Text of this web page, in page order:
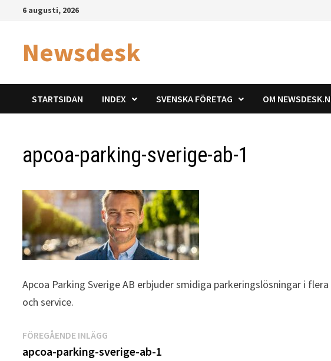
Hoppa6 augusti, 2026
Newsdesk
STARTSIDAN INDEX SVENSKA FÖRETAG OM
apcoa-parking-sverige-ab-1
Apcoa Parking Sverige AB erbjuder smidiga parkeringslösningar i
och service.
Inläggsnavigering
FÖREGÅENDE INLÄGG
inlägg:
apcoa-parking-sverige-ab-1